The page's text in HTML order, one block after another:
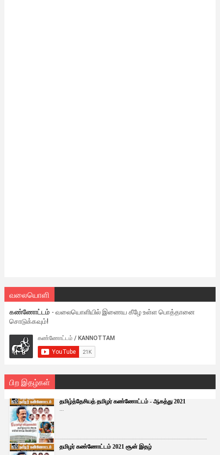
வலையொளி
கண்ணோட்டம் - வலையொளியில் இணைய கீழே உள்ள பொத்தானை
சொடுக்கவும்!
பிற இதழ்கள்
தமிழ்த்தேசியத் தமிழர் கண்ணோட்டம் - ஆகத்து 2021
...
தமிழர் கண்ணோட்டம் 2021 சூன் இதழ்